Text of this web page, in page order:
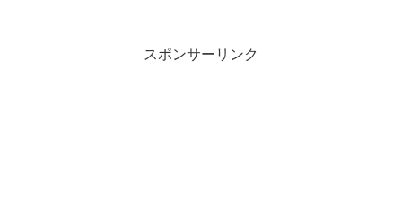
スポンサーリンク